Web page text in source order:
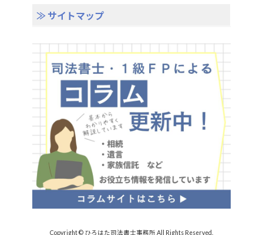
≫ サイトマップ
Copyright © ひろはた司法書士事務所 All Rights Reserved.